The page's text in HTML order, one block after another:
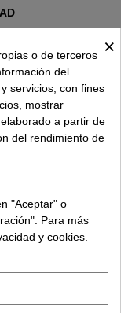
×
o de terceros
del
servicios, con fines
mostrar
a partir de
del rendimiento de
"Aceptar" o
Para más
y cookies.